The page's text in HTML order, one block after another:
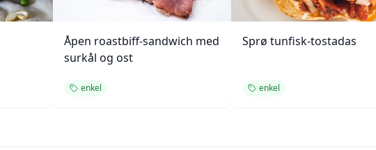
Åpen roastbiff-sandwich med
surkål og ost
enkel
Sprø tunfisk-tostadas
enkel